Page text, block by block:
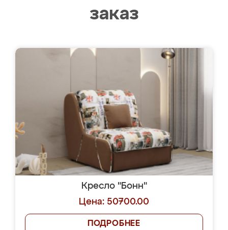
заказ
Кресло "Бонн"
Цена: 50700.00
ПОДРОБНЕЕ